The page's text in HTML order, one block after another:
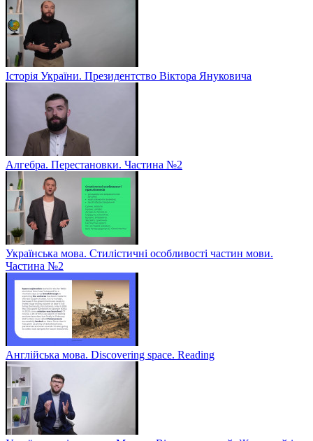
Історія України. Президентство Віктора Януковича
Алгебра. Перестановки. Частина №2
Українська мова. Стилістичні особливості частин мови.
Частина №2
Англійська мова. Discovering space. Reading